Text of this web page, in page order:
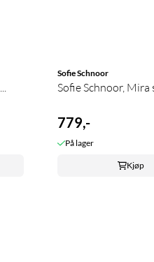
Sofie Schnoor
Sofie Schnoor, Mira
779,-
På lager
Kjøp